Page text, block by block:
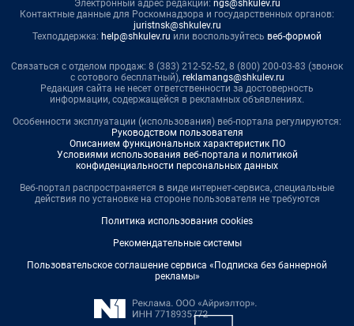
Электронный адрес редакции: ngs@shkulev.ru
Контактные данные для Роскомнадзора и государственных органов:
juristnsk@shkulev.ru
Техподдержка: help@shkulev.ru или воспользуйтесь веб-формой
Связаться с отделом продаж: 8 (383) 212-52-52, 8 (800) 200-03-83 (звонок
с сотового бесплатный), reklamangs@shkulev.ru
Редакция сайта не несет ответственности за достоверность
информации, содержащейся в рекламных объявлениях.
Особенности эксплуатации (использования) веб-портала регулируются:
Руководством пользователя
Описанием функциональных характеристик ПО
Условиями использования веб-портала и политикой
конфиденциальности персональных данных
Веб-портал распространяется в виде интернет-сервиса, специальные
действия по установке на стороне пользователя не требуются
Политика использования cookies
Рекомендательные системы
Пользовательское соглашение сервиса «Подписка без баннерной
рекламы»